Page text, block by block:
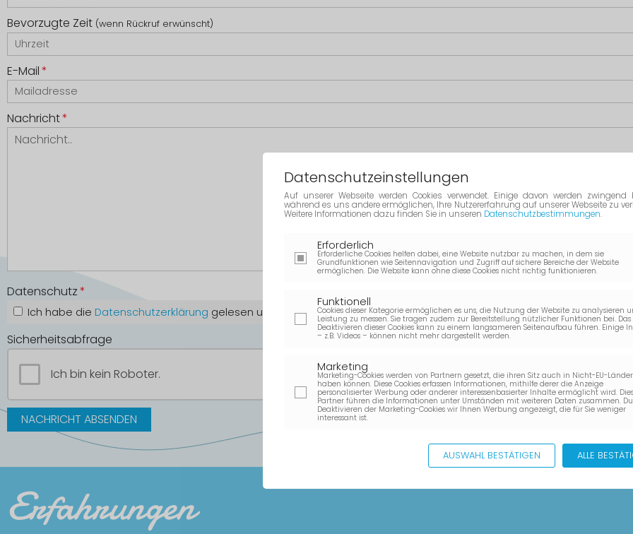
Bevorzugte Zeit (wenn Rückruf erwünscht)
E-Mail*
Nachricht*
Datenschutz*
Ich habe die Datenschutz­erklärung gelesen und stimme dieser zu!
Sicherheitsabfrage
Ich bin kein Roboter.
Erfahrungen
Datenschutzeinstellungen
Auf unserer Webseite werden Cookies verwendet. Einige davon werden zwingend
während es uns andere ermöglichen, Ihre Nutzererfahrung auf unserer Webseite zu
Weitere Informationen dazu finden Sie in unseren Datenschutzbestimmungen.
Erforderlich
Erforderliche Cookies helfen dabei, eine Website nutzbar zu machen, in dem sie
Grundfunktionen wie Seitennavigation und Zugriff auf sichere Bereiche der Website
ermöglichen. Die Website kann ohne diese Cookies nicht richtig funktionieren.
Funktionell
Cookies dieser Kategorie ermöglichen es uns, die Nutzung der Website zu analysieren
Leistung zu messen. Sie tragen zudem zur Bereitstellung nützlicher Funktionen bei. Das
Deaktivieren dieser Cookies kann zu einem langsameren Seitenaufbau führen. Einige
– z.B. Videos – können nicht mehr dargestellt werden.
Marketing
Marketing-Cookies werden von Partnern gesetzt, die ihren Sitz auch in Nicht-EU-
haben können. Diese Cookies erfassen Informationen, mithilfe derer die Anzeige
personalisierter Werbung oder anderer interessenbasierter Inhalte ermöglicht wird.
Partner führen die Informationen unter Umständen mit weiteren Daten zusammen.
Deaktivieren der Marketing-Cookies wir Ihnen Werbung angezeigt, die für Sie weniger
interessant ist.
AUSWAHL BESTÄTIGEN ALLE